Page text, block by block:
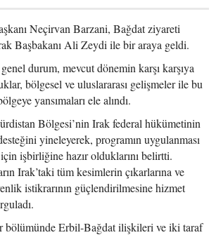
Neçirvan Barzani, Bağdat ziyareti
Başbakanı Ali Zeydi ile bir araya geldi.
durum, mevcut dönemin karşı karşıya
bölgesel ve uluslararası gelişmeler ile bu
yansımaları ele alındı.
Bölgesi’nin Irak federal hükümetinin
yineleyerek, programın uygulanması
için işbirliğine hazır olduklarını belirtti.
Irak’taki tüm kesimlerin çıkarlarına ve
istikrarının güçlendirilmesine hizmet
bölümünde Erbil-Bağdat ilişkileri ve iki taraf